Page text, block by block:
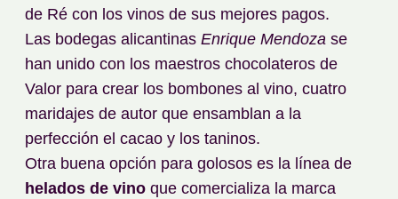
de Ré con los vinos de sus mejores pagos.
Las bodegas alicantinas Enrique Mendoza se
han unido con los maestros chocolateros de
Valor para crear los bombones al vino, cuatro
maridajes de autor que ensamblan a la
perfección el cacao y los taninos.
Otra buena opción para golosos es la línea de
helados de vino que comercializa la marca